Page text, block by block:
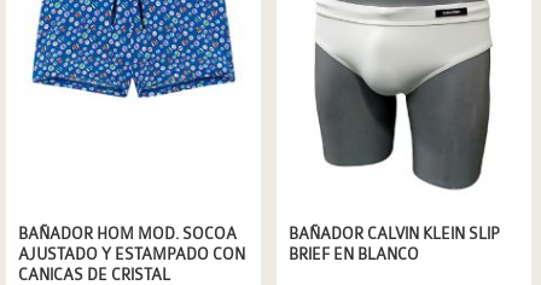
BAÑADOR HOM MOD. SOCOA
AJUSTADO Y ESTAMPADO CON
CANICAS DE CRISTAL
BAÑADOR CALVIN KLEIN SLIP
BRIEF EN BLANCO